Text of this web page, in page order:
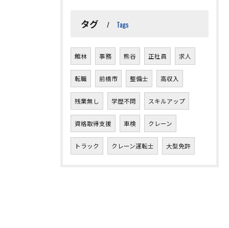
タグ Tags
館林 事務 熊谷 正社員 求人
転職 前橋市 整備士 高収入
残業無し 学歴不問 スキルアップ
資格取得支援 車検 クレーン
トラック クレーン運転士 大型免許